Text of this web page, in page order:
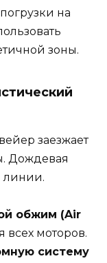
на
зоны.
заезжает
Дождевая
линии.
обжим (Air
всех моторов.
систему